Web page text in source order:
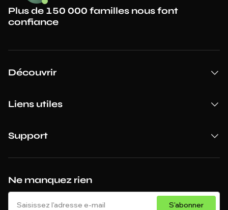
Ne manquez rien
S'abonner
Plus de 150 000 familles nous font
confiance
Découvrir
Liens utiles
Support